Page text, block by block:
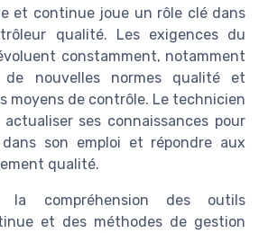
et continue joue un rôle clé dans
qualité. Les exigences du
constamment, notamment
de nouvelles normes qualité et
moyens de contrôle. Le technicien
ses connaissances pour
son emploi et répondre aux
qualité.
la compréhension des outils
et des méthodes de gestion